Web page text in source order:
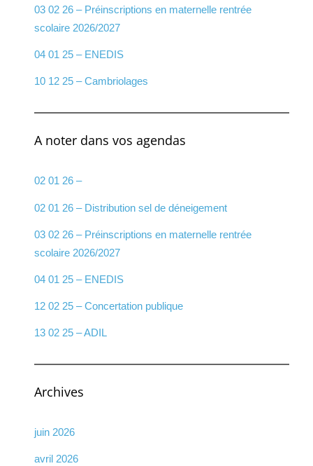
03 02 26 – Préinscriptions en maternelle rentrée
scolaire 2026/2027
04 01 25 – ENEDIS
10 12 25 – Cambriolages
A noter dans vos agendas
02 01 26 –
02 01 26 – Distribution sel de déneigement
03 02 26 – Préinscriptions en maternelle rentrée
scolaire 2026/2027
04 01 25 – ENEDIS
12 02 25 – Concertation publique
13 02 25 – ADIL
Archives
juin 2026
avril 2026